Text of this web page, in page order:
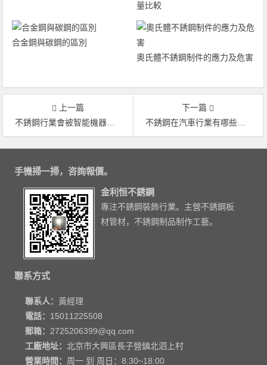
量比較
合金鋼與碳鋼的區別
奧氏體不銹鋼制件的應力及危害
上一篇
不銹鋼行業會被智能機器人代替嗎？
下一篇
不銹鋼在汽車行業有哪些不同的應用？
手機掃一掃，咨詢報價。
金利恒不銹鋼
專注不銹鋼裝飾行業。主營不銹鋼板
材管材，不銹鋼制品制作工藝。
聯系方式
聯系人：黃經理
電話： 15011225508
郵箱：2725206399@qq.com
工廠地址：北京市大興區長子營鎮北泗上村
營業時間： 周一 到 周日：8:30~18:00